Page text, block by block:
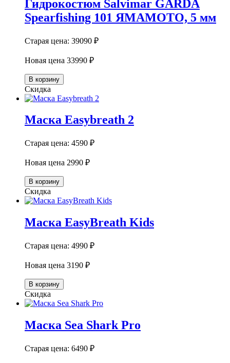
Гидрокостюм Salvimar GARDA
Spearfishing 101 ЯМАМОТО, 5 мм
Старая цена: 39090 ₽
Новая цена 33990 ₽
В корзину
Скидка
Маска Easybreath 2
Старая цена: 4590 ₽
Новая цена 2990 ₽
В корзину
Скидка
Маска EasyBreath Kids
Старая цена: 4990 ₽
Новая цена 3190 ₽
В корзину
Скидка
Маска Sea Shark Pro
Старая цена: 6490 ₽